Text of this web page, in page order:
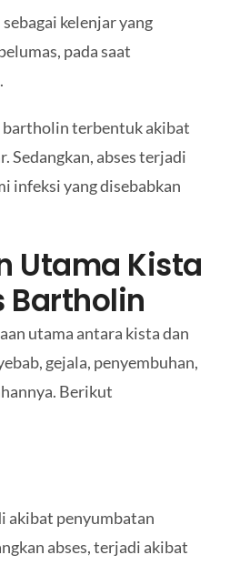
kelenjar yang
pada saat
bartholin terbentuk akibat
Sedangkan, abses terjadi
infeksi yang disebabkan
Utama Kista
Bartholin
utama antara kista dan
gejala, penyembuhan,
Berikut
akibat penyumbatan
abses, terjadi akibat